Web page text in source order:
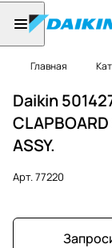
Главная
Daikin
CLAPBOARD
ASSY.
Арт.77220